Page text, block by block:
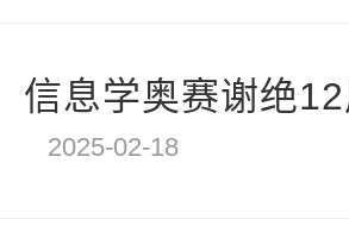
信息学奥赛谢绝
2025-02-18